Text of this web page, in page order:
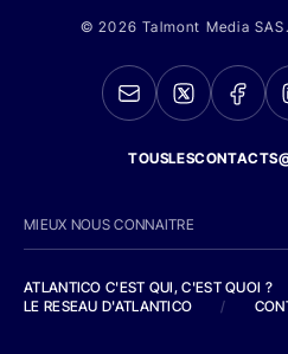
© 2026 Talmont Media
MIEUX NOUS CONNAITRE
ATLANTICO C'EST QUI, C'EST QUOI ?
LE RESEAU D'ATLANTICO
/